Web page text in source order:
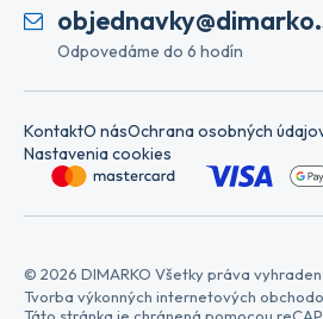
Odpovedáme do 6 hodín
KontaktO násOchrana osobných
Nastavenia cookies
© 2026 DIMARKO Všetky práva
Tvorba výkonných internetových